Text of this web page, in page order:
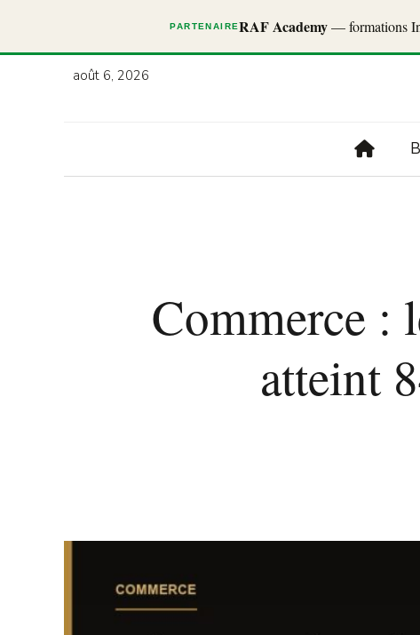
PARTENAIRERAF Academy— formations
août 6, 2026
Commerce :
atteint